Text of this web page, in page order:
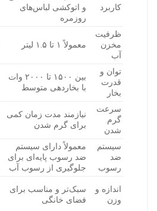
کاربرد
و اتوکشی لباس‌های
روزمره
ظرفیت
مخزن
آب
معمولاً ۱ تا ۱.۵ لیتر
توان و
قدرت
بخار
بین ۱۵۰۰ تا ۲۰۰۰ وات
با بخاردهی متوسط
سرعت
گرم
شدن
نیازمند مدت زمان کمی
برای گرم شدن
سیستم
ضد
رسوب
معمولاً دارای سیستم
ضد رسوب پایه‌ای برای
جلوگیری از رسوب آب
اندازه و
وزن
سبک‌تر و مناسب برای
فضای خانگی